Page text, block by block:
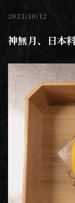
2023 10/12
神無月、日本